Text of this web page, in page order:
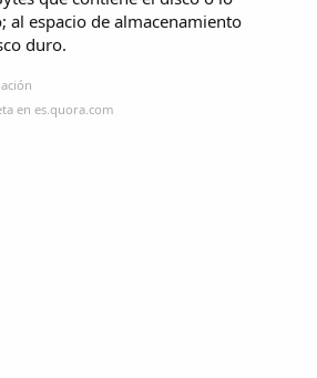
al espacio de almacenamiento
duro.
en es.quora.com